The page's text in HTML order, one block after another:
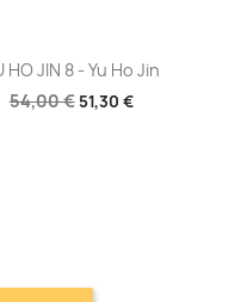
Aperçu rapide
HO JIN 8 - Yu Ho Jin
54,00 € 51,30 €